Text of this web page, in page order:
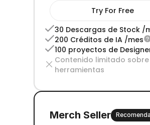
Try For Free
30 Descargas de Stock /
200 Créditos de IA /mes
100 proyectos de
Contenido limitado sobre
herramientas
Merch Seller